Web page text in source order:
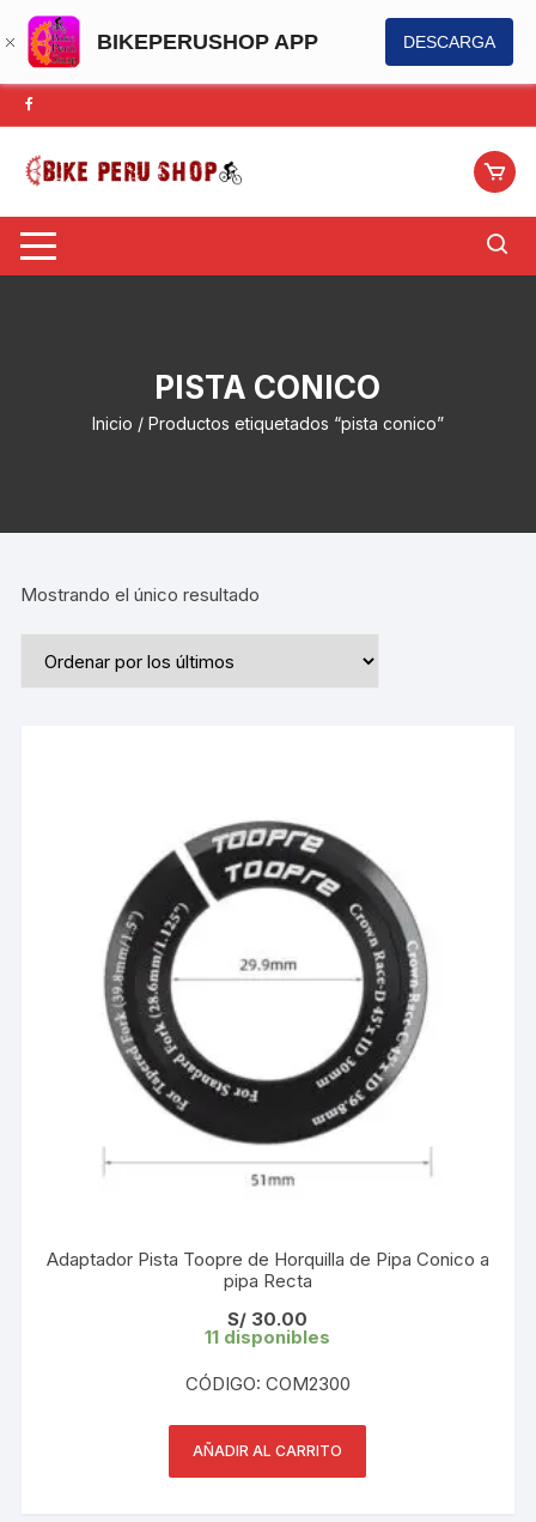
BIKEPERUSHOP APP DESCARGA
Saltar
al
contenido
PISTA CONICO
Inicio / Productos etiquetados “pista conico”
Mostrando el único resultado
Adaptador Pista Toopre de Horquilla de Pipa Conico a
pipa Recta
S/ 30.00
11 disponibles
CÓDIGO: COM2300
AÑADIR AL CARRITO